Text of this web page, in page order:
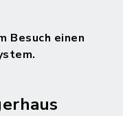
Besuch einen